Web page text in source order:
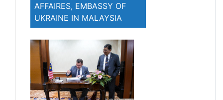
AFFAIRES, EMBASSY OF
UKRAINE IN MALAYSIA